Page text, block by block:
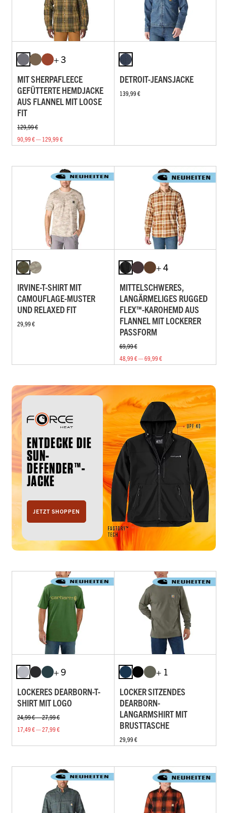
+ 3
MIT SHERPAFLEECE
GEFÜTTERTE HEMDJACKE
AUS FLANNEL MIT LOOSE
FIT
129,99 €
90,99 € — 129,99 €
DETROIT-JEANSJACKE
139,99 €
IRVINE-T-SHIRT MIT
CAMOUFLAGE-MUSTER
UND RELAXED FIT
29,99 €
+ 4
MITTELSCHWERES,
LANGÄRMELIGES RUGGED
FLEX™-KAROHEMD AUS
FLANNEL MIT LOCKERER
PASSFORM
69,99 €
48,99 € — 69,99 €
ENTDECKE DIE
SUN-
DEFENDER™-
JACKE
JETZT SHOPPEN
+ 9
LOCKERES DEARBORN-T-
SHIRT MIT LOGO
24,99 € — 27,99 €
17,49 € — 27,99 €
+ 1
LOCKER SITZENDES
DEARBORN-
LANGARMSHIRT MIT
BRUSTTASCHE
29,99 €